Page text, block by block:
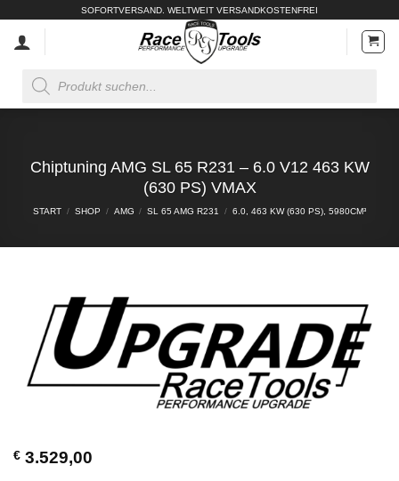
springen
SOFORTVERSAND. WELTWEIT VERSANDKOSTENFREI
search
Chiptuning AMG SL 65 R231 – 6.0 V12 463 KW
(630 PS) VMAX
START / SHOP / AMG / SL 65 AMG R231 / 6.0, 463 KW (630 PS), 5980CM³
€ 3.529,00